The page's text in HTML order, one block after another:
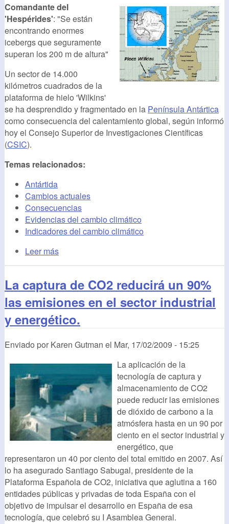
Comandante del
'Hespérides': "Se están
encontrando enormes
icebergs que seguramente
superan los 200 m de altura"
Un sector de 14.000
kilómetros cuadrados de la
plataforma de hielo 'Wilkins'
se ha desprendido y fragmentado en la Península Antártica
como consecuencia del calentamiento global, según informó
hoy el Consejo Superior de Investigaciones Científicas
(CSIC).
Temas relacionados:
Antártida
Cambios actuales
Consecuencias
Evidencias del cambio climático
Indicadores del cambio climático
Leer más
La captura de CO2 reducirá un 90%
las emisiones en el sector industrial
y energético.
Enviado por Karen Gutman el Mar, 17/02/2009 - 15:25
La aplicación de la
tecnología de captura y
almacenamiento de CO2
puede reducir las emisiones
de dióxido de carbono a la
atmósfera hasta en un 90 por
ciento en el sector industrial y
energético, que
representaron un 40 por ciento del total emitido en 2007. Así
lo ha asegurado Santiago Sabugal, presidente de la
Plataforma Española de CO2, iniciativa que aglutina a 160
entidades públicas y privadas de toda España con el
objetivo de impulsar el desarrollo en España de esa
tecnología, que celebró su I Asamblea General.